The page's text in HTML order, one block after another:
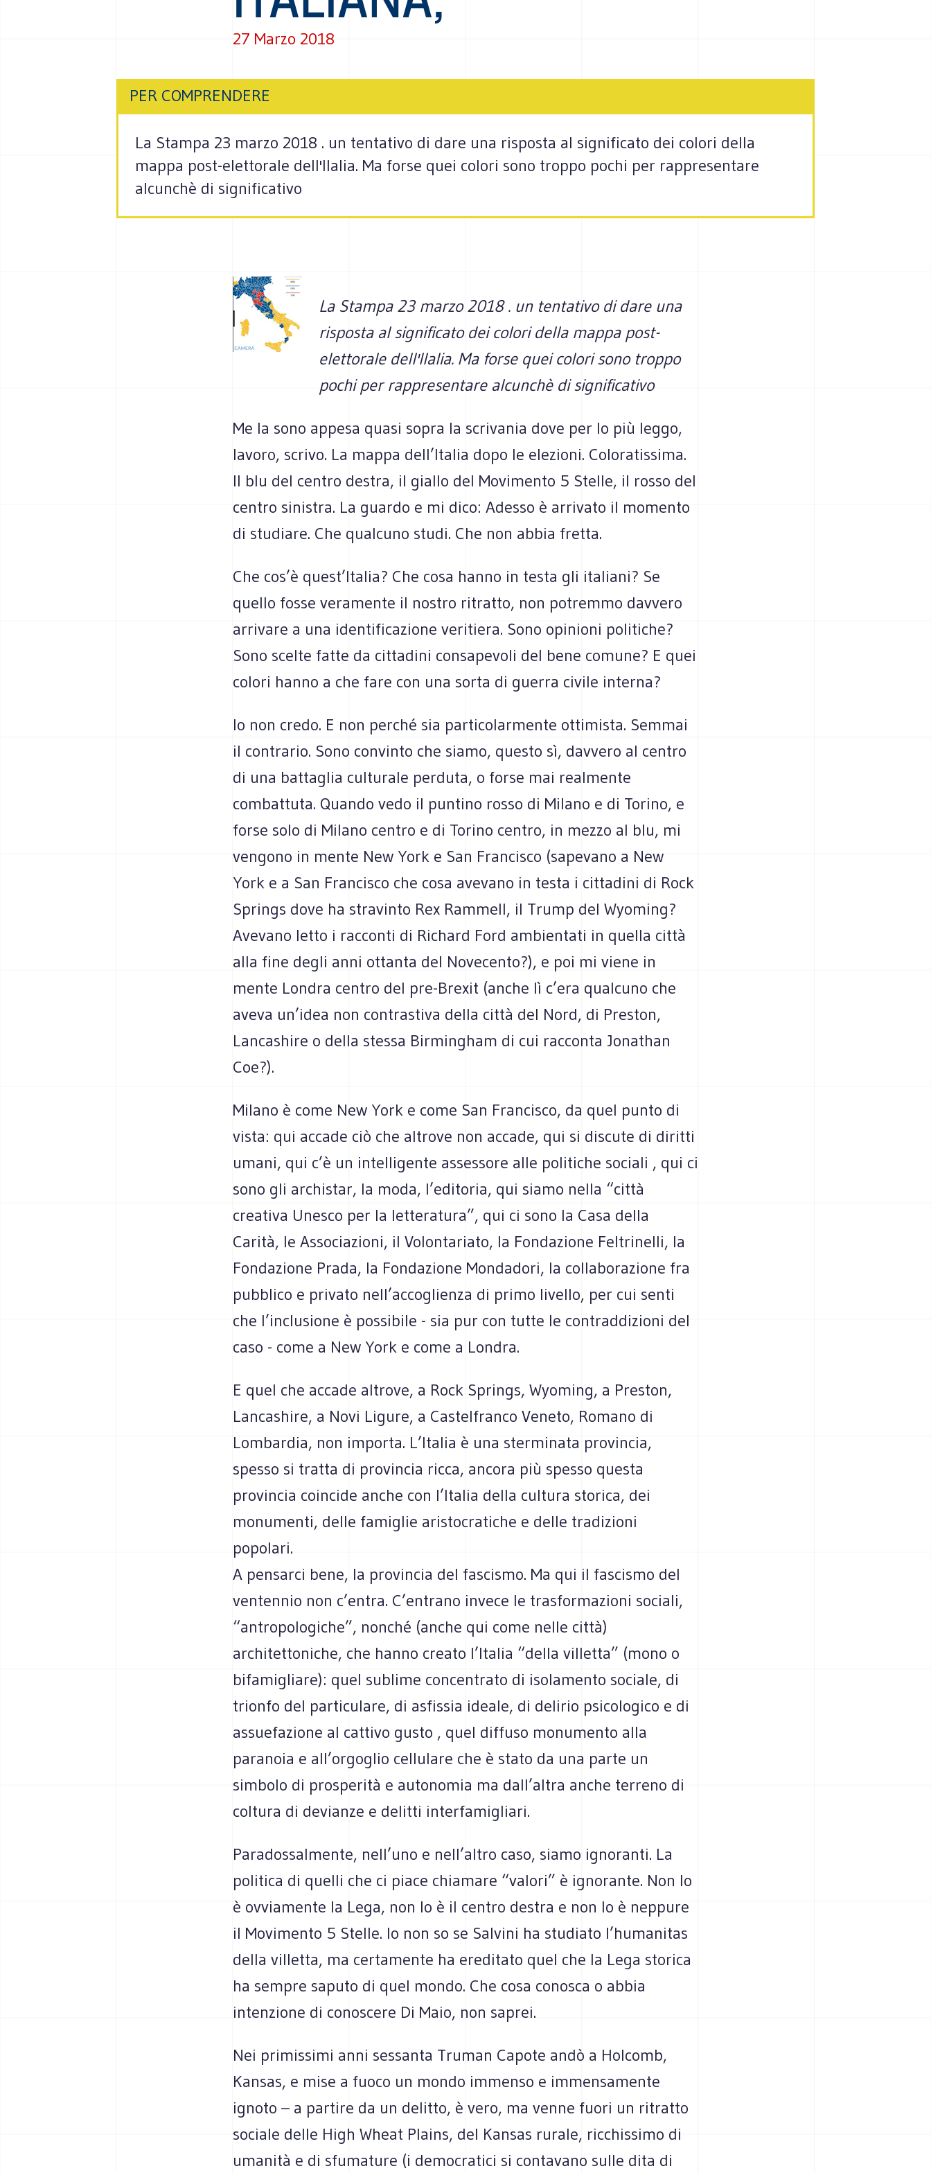
27 Marzo 2018
PER COMPRENDERE
La Stampa 23 marzo 2018 . un tentativo di dare una risposta al significato dei colori della
mappa post-elettorale dell'Ilalia. Ma forse quei colori sono troppo pochi per rappresentare
alcunchè di significativo
La Stampa 23 marzo 2018 . un tentativo di dare una
risposta al significato dei colori della mappa post-
elettorale dell'Ilalia. Ma forse quei colori sono troppo
pochi per rappresentare alcunchè di significativo
Me la sono appesa quasi sopra la scrivania dove per lo più leggo,
lavoro, scrivo. La mappa dell’Italia dopo le elezioni. Coloratissima.
Il blu del centro destra, il giallo del Movimento 5 Stelle, il rosso del
centro sinistra. La guardo e mi dico: Adesso è arrivato il momento
di studiare. Che qualcuno studi. Che non abbia fretta.
Che cos’è quest’Italia? Che cosa hanno in testa gli italiani? Se
quello fosse veramente il nostro ritratto, non potremmo davvero
arrivare a una identificazione veritiera. Sono opinioni politiche?
Sono scelte fatte da cittadini consapevoli del bene comune? E quei
colori hanno a che fare con una sorta di guerra civile interna?
Io non credo. E non perché sia particolarmente ottimista. Semmai
il contrario. Sono convinto che siamo, questo sì, davvero al centro
di una battaglia culturale perduta, o forse mai realmente
combattuta. Quando vedo il puntino rosso di Milano e di Torino, e
forse solo di Milano centro e di Torino centro, in mezzo al blu, mi
vengono in mente New York e San Francisco (sapevano a New
York e a San Francisco che cosa avevano in testa i cittadini di Rock
Springs dove ha stravinto Rex Rammell, il Trump del Wyoming?
Avevano letto i racconti di Richard Ford ambientati in quella città
alla fine degli anni ottanta del Novecento?), e poi mi viene in
mente Londra centro del pre-Brexit (anche lì c’era qualcuno che
aveva un’idea non contrastiva della città del Nord, di Preston,
Lancashire o della stessa Birmingham di cui racconta Jonathan
Coe?).
Milano è come New York e come San Francisco, da quel punto di
vista: qui accade ciò che altrove non accade, qui si discute di diritti
umani, qui c’è un intelligente assessore alle politiche sociali , qui ci
sono gli archistar, la moda, l’editoria, qui siamo nella “città
creativa Unesco per la letteratura”, qui ci sono la Casa della
Carità, le Associazioni, il Volontariato, la Fondazione Feltrinelli, la
Fondazione Prada, la Fondazione Mondadori, la collaborazione fra
pubblico e privato nell’accoglienza di primo livello, per cui senti
che l’inclusione è possibile - sia pur con tutte le contraddizioni del
caso - come a New York e come a Londra.
E quel che accade altrove, a Rock Springs, Wyoming, a Preston,
Lancashire, a Novi Ligure, a Castelfranco Veneto, Romano di
Lombardia, non importa. L’Italia è una sterminata provincia,
spesso si tratta di provincia ricca, ancora più spesso questa
provincia coincide anche con l’Italia della cultura storica, dei
monumenti, delle famiglie aristocratiche e delle tradizioni
popolari.
A pensarci bene, la provincia del fascismo. Ma qui il fascismo del
ventennio non c’entra. C’entrano invece le trasformazioni sociali,
“antropologiche”, nonché (anche qui come nelle città)
architettoniche, che hanno creato l’Italia “della villetta” (mono o
bifamigliare): quel sublime concentrato di isolamento sociale, di
trionfo del particulare, di asfissia ideale, di delirio psicologico e di
assuefazione al cattivo gusto , quel diffuso monumento alla
paranoia e all’orgoglio cellulare che è stato da una parte un
simbolo di prosperità e autonomia ma dall’altra anche terreno di
coltura di devianze e delitti interfamigliari.
Paradossalmente, nell’uno e nell’altro caso, siamo ignoranti. La
politica di quelli che ci piace chiamare “valori” è ignorante. Non lo
è ovviamente la Lega, non lo è il centro destra e non lo è neppure
il Movimento 5 Stelle. Io non so se Salvini ha studiato l’humanitas
della villetta, ma certamente ha ereditato quel che la Lega storica
ha sempre saputo di quel mondo. Che cosa conosca o abbia
intenzione di conoscere Di Maio, non saprei.
Nei primissimi anni sessanta Truman Capote andò a Holcomb,
Kansas, e mise a fuoco un mondo immenso e immensamente
ignoto – a partire da un delitto, è vero, ma venne fuori un ritratto
sociale delle High Wheat Plains, del Kansas rurale, ricchissimo di
umanità e di sfumature (i democratici si contavano sulle dita di